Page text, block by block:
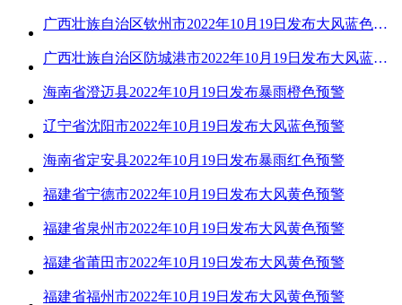
广西壮族自治区钦州市2022年10月19日发布大风蓝色预警
广西壮族自治区防城港市2022年10月19日发布大风蓝色预警
海南省澄迈县2022年10月19日发布暴雨橙色预警
辽宁省沈阳市2022年10月19日发布大风蓝色预警
海南省定安县2022年10月19日发布暴雨红色预警
福建省宁德市2022年10月19日发布大风黄色预警
福建省泉州市2022年10月19日发布大风黄色预警
福建省莆田市2022年10月19日发布大风黄色预警
福建省福州市2022年10月19日发布大风黄色预警